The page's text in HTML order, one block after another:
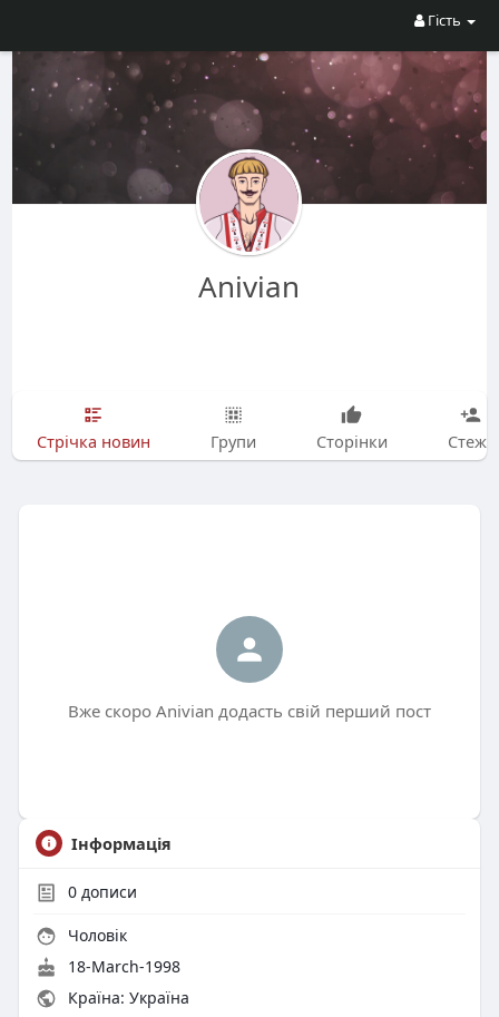
Гість
Anivian
Стрічка новин Групи Сторінки Стежу
Вже скоро Anivian додасть свій перший пост
Інформація
0дописи
Чоловік
18-March-1998
Країна: Україна